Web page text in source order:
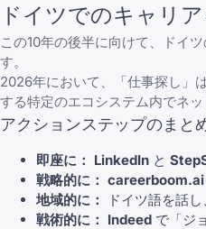
ドイツでのキャリ
この10年の後半に向けて、ドイ
す。
2026年において、「仕事探し」
する特定のエコシステム内でネ
アクションステップのまと
即座に： LinkedIn と
戦略的に： careerboom.ai
地域的に：
ドイツ語を話
戦術的に： Indeed で「ジ